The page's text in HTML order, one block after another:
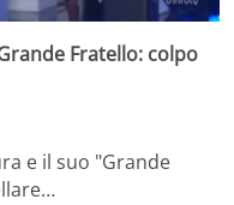
Fratello: colpo
e il suo "Grande